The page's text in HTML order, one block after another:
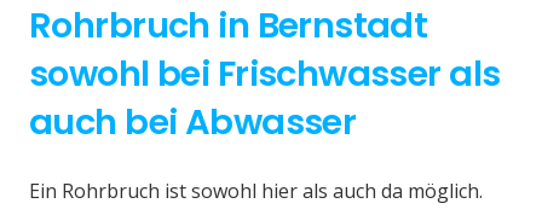
Rohrbruch in Bernstadt
sowohl bei Frischwasser als
auch bei Abwasser
Ein Rohrbruch ist sowohl hier als auch da möglich.